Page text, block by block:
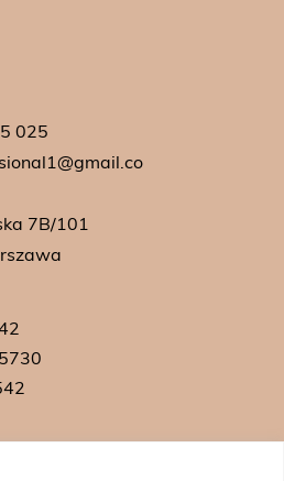
025
7B/101